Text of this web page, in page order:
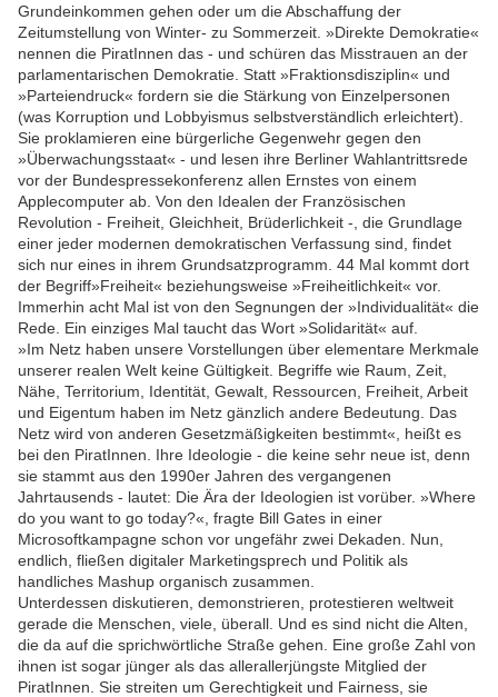
Grundeinkommen gehen oder um die Abschaffung der
Zeitumstellung von Winter- zu Sommerzeit. »Direkte Demokratie«
nennen die PiratInnen das - und schüren das Misstrauen an der
parlamentarischen Demokratie. Statt »Fraktionsdisziplin« und
»Parteiendruck« fordern sie die Stärkung von Einzelpersonen
(was Korruption und Lobbyismus selbstverständlich erleichtert).
Sie proklamieren eine bürgerliche Gegenwehr gegen den
»Überwachungsstaat« - und lesen ihre Berliner Wahlantrittsrede
vor der Bundespressekonferenz allen Ernstes von einem
Applecomputer ab. Von den Idealen der Französischen
Revolution - Freiheit, Gleichheit, Brüderlichkeit -, die Grundlage
einer jeder modernen demokratischen Verfassung sind, findet
sich nur eines in ihrem Grundsatzprogramm. 44 Mal kommt dort
der Begriff»Freiheit« beziehungsweise »Freiheitlichkeit« vor.
Immerhin acht Mal ist von den Segnungen der »Individualität« die
Rede. Ein einziges Mal taucht das Wort »Solidarität« auf.
»Im Netz haben unsere Vorstellungen über elementare Merkmale
unserer realen Welt keine Gültigkeit. Begriffe wie Raum, Zeit,
Nähe, Territorium, Identität, Gewalt, Ressourcen, Freiheit, Arbeit
und Eigentum haben im Netz gänzlich andere Bedeutung. Das
Netz wird von anderen Gesetzmäßigkeiten bestimmt«, heißt es
bei den PiratInnen. Ihre Ideologie - die keine sehr neue ist, denn
sie stammt aus den 1990er Jahren des vergangenen
Jahrtausends - lautet: Die Ära der Ideologien ist vorüber. »Where
do you want to go today?«, fragte Bill Gates in einer
Microsoftkampagne schon vor ungefähr zwei Dekaden. Nun,
endlich, fließen digitaler Marketingsprech und Politik als
handliches Mashup organisch zusammen.
Unterdessen diskutieren, demonstrieren, protestieren weltweit
gerade die Menschen, viele, überall. Und es sind nicht die Alten,
die da auf die sprichwörtliche Straße gehen. Eine große Zahl von
ihnen ist sogar jünger als das allerallerjüngste Mitglied der
PiratInnen. Sie streiten um Gerechtigkeit und Fairness, sie